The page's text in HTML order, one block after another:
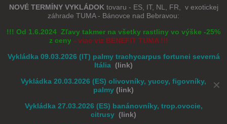
✕
NOVÉ TERMÍNY VYKLÁDOK tovaru - ES, IT, NL, FR, v exotickej
záhrade TUMA - Bánovce nad Bebravou:
!!! Od 1.6.2024 Zľavy takmer na všetky rastliny vo výške -25%
z ceny - viac viz BENEFIT TUMA !!!
Vykládka 09.03.2026 (IT) palmy trachycarpus fortunei severná
Itália (link)
Vykládka 20.03.2026 (ES) olivovníky, yuccy, figovníky,
palmy (link)
Vykládka 27.03.2026 (ES) banánovníky, trop.ovocie,
citrusy (link)